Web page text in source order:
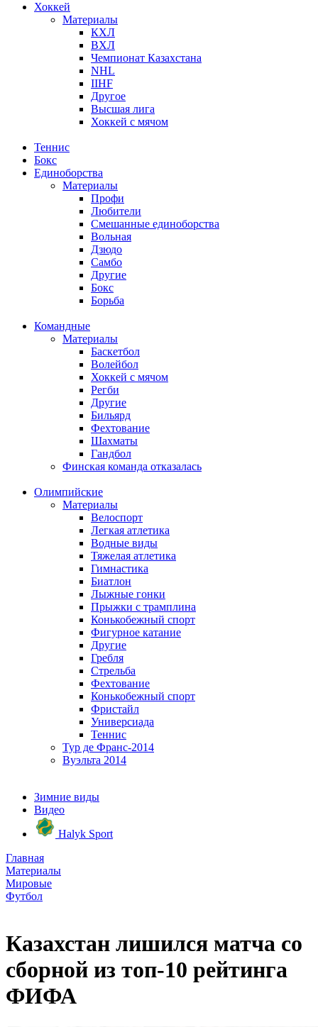
Хоккей
Материалы
КХЛ
ВХЛ
Чемпионат Казахстана
NHL
IIHF
Другое
Высшая лига
Хоккей с мячом
Теннис
Бокс
Единоборства
Материалы
Профи
Любители
Смешанные единоборства
Вольная
Дзюдо
Самбо
Другие
Бокс
Борьба
Командные
Материалы
Баскетбол
Волейбол
Хоккей с мячом
Регби
Другие
Бильярд
Фехтование
Шахматы
Гандбол
Финская команда отказалась
Олимпийские
Материалы
Велоспорт
Легкая атлетика
Водные виды
Тяжелая атлетика
Гимнастика
Биатлон
Лыжные гонки
Прыжки с трамплина
Конькобежный спорт
Фигурное катание
Другие
Гребля
Стрельба
Фехтование
Конькобежный спорт
Фристайл
Универсиада
Теннис
Тур де Франс-2014
Вуэльта 2014
Зимние виды
Видео
Halyk Sport
Главная
Материалы
Мировые
Футбол
Казахстан лишился матча со
сборной из топ-10 рейтинга
ФИФА